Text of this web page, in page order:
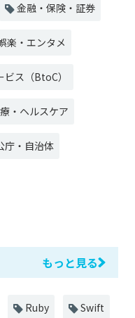
金融・保険・証券
楽・エンタメ
ビス（BtoC）
・ヘルスケア
庁・自治体
もっと見る
Ruby Swift